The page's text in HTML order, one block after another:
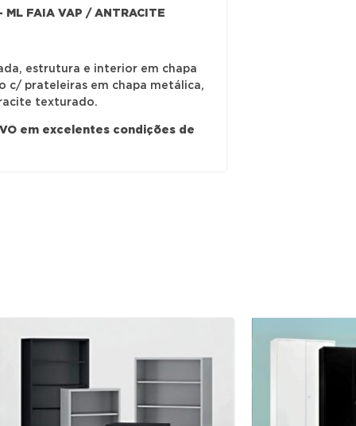
ML FAIA VAP / ANTRACITE
estrutura e interior em chapa
c/ prateleiras em chapa metálica,
texturado.
em excelentes condições de